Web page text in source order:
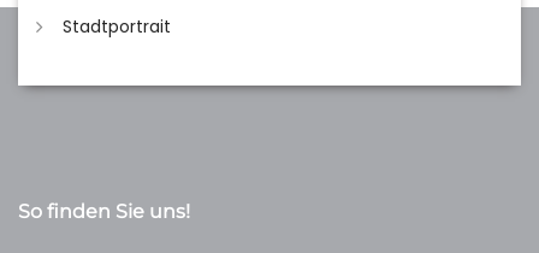
Stadtportrait
So finden Sie uns!